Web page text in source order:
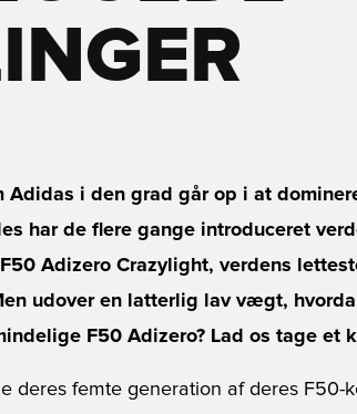
Adidas i den grad går op i at
har de flere gange introduceret
Adizero Crazylight, verdens
udover en latterlig lav vægt,
F50 Adizero? Lad os tage et
deres femte generation af deres F50-